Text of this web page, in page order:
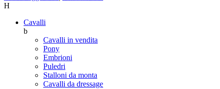
H
Cavalli
b
Cavalli in vendita
Pony
Embrioni
Puledri
Stalloni da monta
Cavalli da dressage